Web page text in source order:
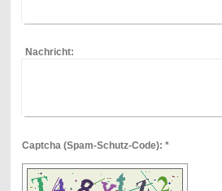
Nachricht:
Captcha (Spam-Schutz-Code): *